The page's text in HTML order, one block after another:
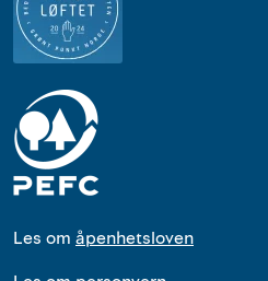
Les om åpenhetsloven